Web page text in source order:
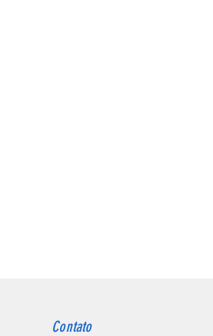
Contato